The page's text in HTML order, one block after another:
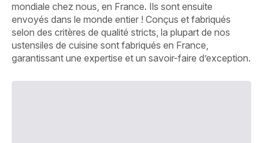
mondiale chez nous, en France. Ils sont ensuite
envoyés dans le monde entier ! Conçus et fabriqués
selon des critères de qualité stricts, la plupart de nos
ustensiles de cuisine sont fabriqués en France,
garantissant une expertise et un savoir-faire d’exception.